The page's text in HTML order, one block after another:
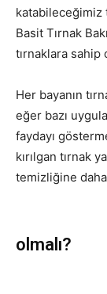
katabileceğimiz
Basit Tırnak
tırnaklara sahip
Her bayanın
eğer bazı
faydayı
kırılgan tırnak
temizliğine
olmalı?